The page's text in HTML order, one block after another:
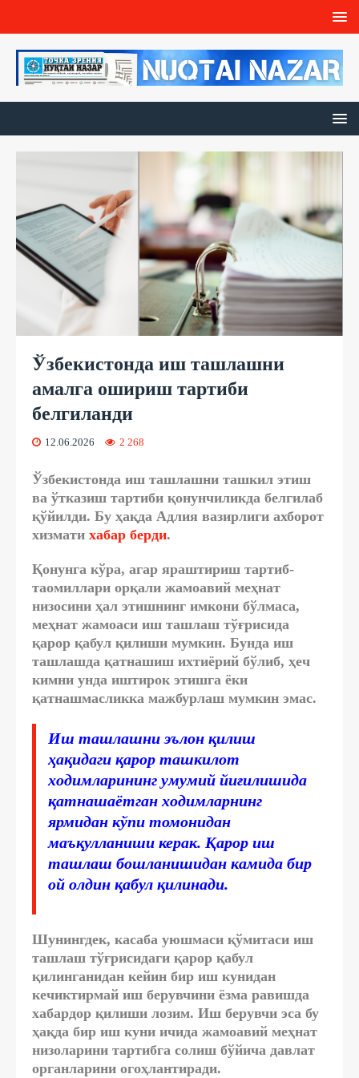
Ўзбекистонда иш ташлашни
амалга ошириш тартиби
белгиланди
12.06.2026 2 268
Ўзбекистонда иш ташлашни ташкил этиш
ва ўтказиш тартиби қонунчиликда белгилаб
қўйилди. Бу ҳақда Адлия вазирлиги ахборот
хизмати хабар берди.
Қонунга кўра, агар яраштириш тартиб-
таомиллари орқали жамоавий меҳнат
низосини ҳал этишнинг имкони бўлмаса,
меҳнат жамоаси иш ташлаш тўғрисида
қарор қабул қилиши мумкин. Бунда иш
ташлашда қатнашиш ихтиёрий бўлиб, ҳеч
кимни унда иштирок этишга ёки
қатнашмасликка мажбурлаш мумкин эмас.
Иш ташлашни эълон қилиш
ҳақидаги қарор ташкилот
ходимларининг умумий йиғилишида
қатнашаётган ходимларнинг
ярмидан кўпи томонидан
маъқулланиши керак. Қарор иш
ташлаш бошланишидан камида бир
ой олдин қабул қилинади.
Шунингдек, касаба уюшмаси қўмитаси иш
ташлаш тўғрисидаги қарор қабул
қилинганидан кейин бир иш кунидан
кечиктирмай иш берувчини ёзма равишда
хабардор қилиши лозим. Иш берувчи эса бу
ҳақда бир иш куни ичида жамоавий меҳнат
низоларини тартибга солиш бўйича давлат
органларини огоҳлантиради.